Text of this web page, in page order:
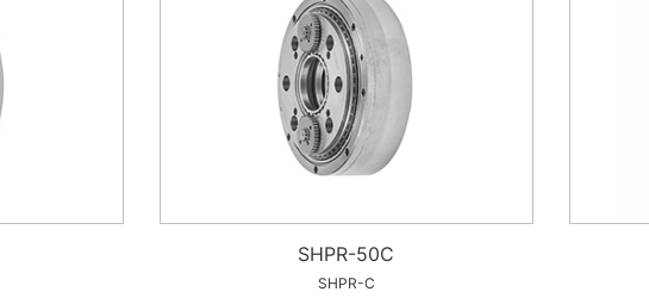
SHPR-50C
SHPR-C